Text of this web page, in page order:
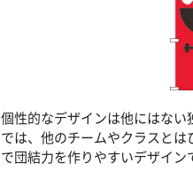
個性的なデザインは他にはな
では、他のチームやクラスと
で団結力を作りやすいデザイン